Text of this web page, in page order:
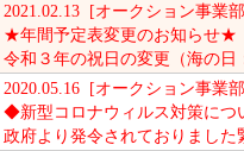
2021.02.13 [オークション事業
★年間予定表変更のお知らせ★
令和３年の祝日の変更（海の日
2020.05.16 [オークション事業
◆新型コロナウィルス対策に
政府より発令されておりました